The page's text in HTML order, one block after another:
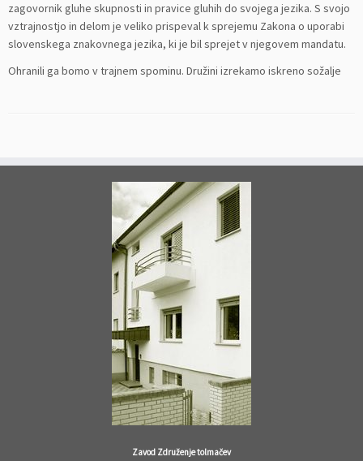
zagovornik gluhe skupnosti in pravice gluhih do svojega jezika. S svojo
vztrajnostjo in delom je veliko prispeval k sprejemu Zakona o uporabi
slovenskega znakovnega jezika, ki je bil sprejet v njegovem mandatu.
Ohranili ga bomo v trajnem spominu. Družini izrekamo iskreno sožalje
Zavod Združenje tolmačev